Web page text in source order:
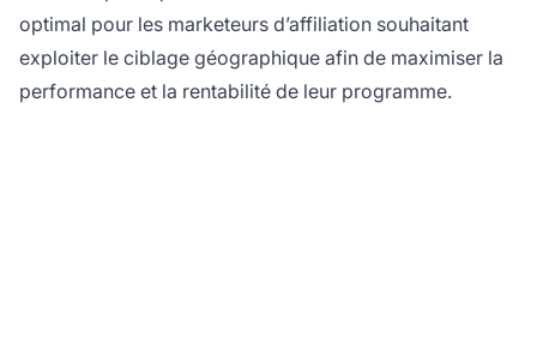
optimal pour les marketeurs d’affiliation souhaitant
exploiter le ciblage géographique afin de maximiser la
performance et la rentabilité de leur programme.